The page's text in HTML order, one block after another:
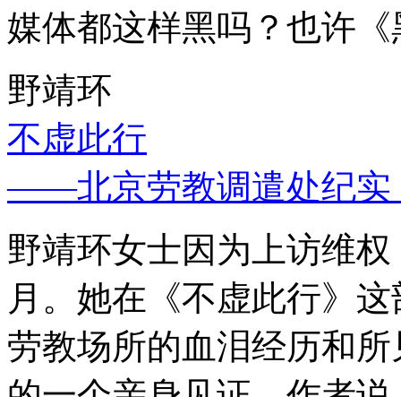
媒体都这样黑吗？也许
野靖环
不虚此行
——北京劳教调遣处纪实
野靖环女士因为上访维
月。她在《不虚此行》
劳教场所的血泪经历和